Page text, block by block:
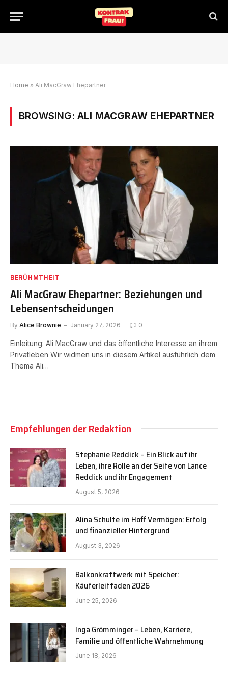
Home » Ali MacGraw Ehepartner
BROWSING: ALI MACGRAW EHEPARTNER
BERÜHMTHEIT
Ali MacGraw Ehepartner: Beziehungen und
Lebensentscheidungen
By Alice Brownie January 27, 2026 0
Einleitung: Ali MacGraw und das öffentliche Interesse an ihrem
Privatleben Wir widmen uns in diesem Artikel ausführlich dem
Thema Ali…
Empfehlungen der Redaktion
Stephanie Reddick – Ein Blick auf ihr
Leben, ihre Rolle an der Seite von Lance
Reddick und ihr Engagement
August 5, 2026
Alina Schulte im Hoff Vermögen: Erfolg
und finanzieller Hintergrund
August 3, 2026
Balkonkraftwerk mit Speicher:
Käuferleitfaden 2026
June 25, 2026
Inga Grömminger – Leben, Karriere,
Familie und öffentliche Wahrnehmung
June 18, 2026